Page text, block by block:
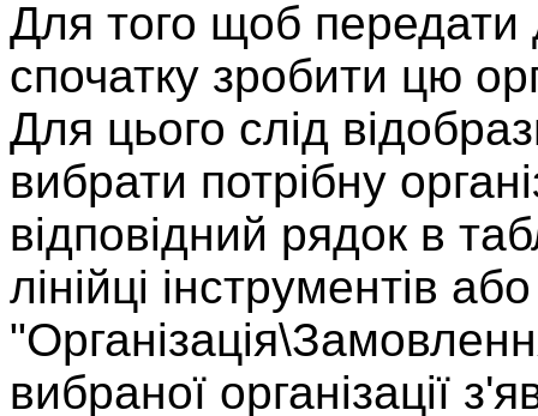
Для того щоб передати
спочатку зробити цю
Для цього слід
вибрати потрібну
відповідний рядок в
лінійці інструментів
вибраної організації